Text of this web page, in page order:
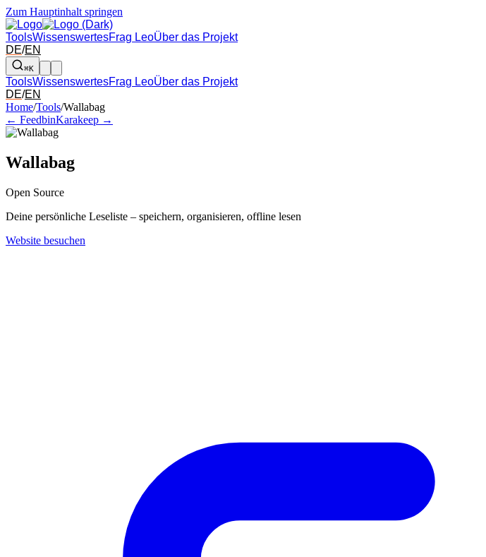
Zum Hauptinhalt springen
ToolsWissenswertesFrag LeoÜber das Projekt
DE/EN
⌘K
ToolsWissenswertesFrag LeoÜber das Projekt
DE/EN
Pfeil links und rechts: zum benachbarten Tool in der Übersicht wechseln. Pfeil hoch und runter scrollen die
Home/Tools/Wallabag
← FeedbinKarakeep →
Wallabag
Open Source
Deine persönliche Leseliste – speichern, organisieren, offline lesen
Website besuchen